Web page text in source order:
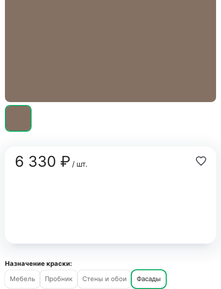
6 330 ₽/ шт.
Назначение краски:
Мебель
Пробник Стены и обои Фасады